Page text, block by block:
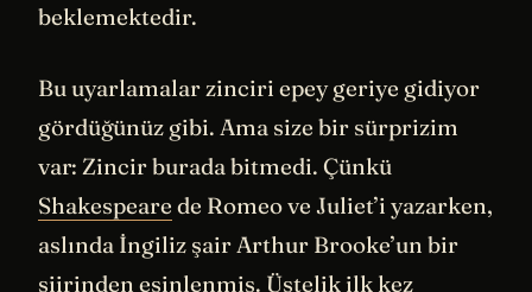
beklemektedir.
Bu uyarlamalar zinciri epey geriye gidiyor
gördüğünüz gibi. Ama size bir sürprizim
var: Zincir burada bitmedi. Çünkü
Shakespeare de Romeo ve Juliet’i yazarken,
aslında İngiliz şair Arthur Brooke’un bir
şiirinden esinlenmiş. Üstelik ilk kez